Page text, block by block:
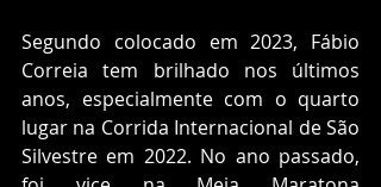
Segundo colocado em 2023, Fábio
Correia tem brilhado nos últimos
anos, especialmente com o quarto
lugar na Corrida Internacional de São
Silvestre em 2022. No ano passado,